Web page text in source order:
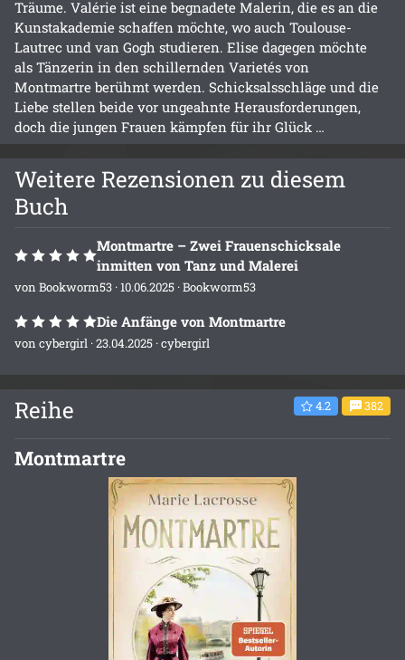
Träume. Valérie ist eine begnadete Malerin, die es an die
Kunstakademie schaffen möchte, wo auch Toulouse-
Lautrec und van Gogh studieren. Elise dagegen möchte
als Tänzerin in den schillernden Varietés von
Montmartre berühmt werden. Schicksalsschläge und die
Liebe stellen beide vor ungeahnte Herausforderungen,
doch die jungen Frauen kämpfen für ihr Glück …
Weitere Rezensionen zu diesem
Buch
Montmartre – Zwei Frauenschicksale
inmitten von Tanz und Malerei
vonBookworm53 · 10.06.2025 ·Bookworm53
Die Anfänge von Montmartre
voncybergirl · 23.04.2025 ·cybergirl
Reihe 4.2 382
Montmartre